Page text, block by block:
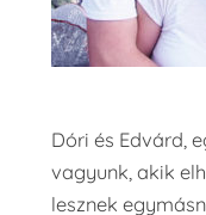
Dóri és Edvárd,
vagyunk, akik
lesznek